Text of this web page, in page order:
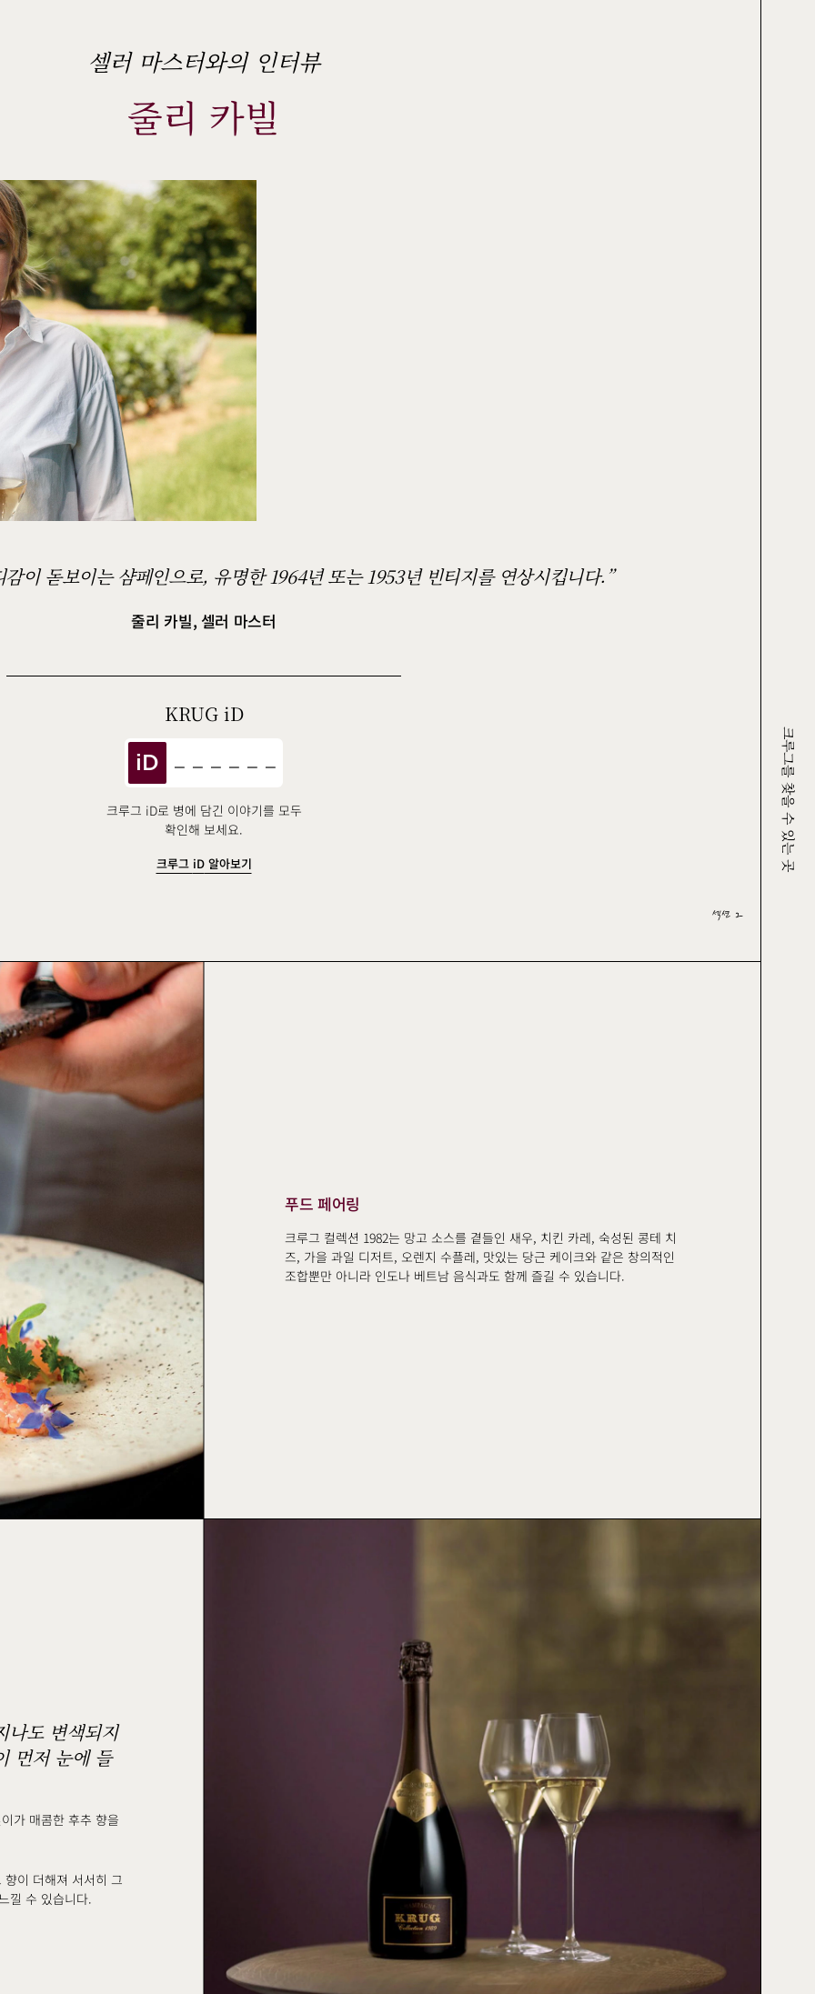
크루그를 찾을 수 있는 곳
셀러 마스터와의 인터뷰
줄리 카빌
이 돋보이는 샴페인으로, 유명한 1964년 또는 1953년 빈티지를 연상시킵니다.
줄리 카빌, 셀러 마스터
KRUGiD
iD
크루그 iD로 병에 담긴 이야기를 모두
확인해 보세요.
크루그iD알아보기
섹션 2
푸드 페어링
크루그 컬렉션 1982는 망고 소스를 곁들인 새우, 치킨 카레, 숙성된 콩테 치
즈, 가을 과일 디저트, 오렌지 수플레, 맛있는 당근 케이크와 같은 창의적인
조합뿐만 아니라 인도나 베트남 음식과도 함께 즐길 수 있습니다.
도 변색되지
먼저 눈에 들
가 매콤한 후추 향을
이 더해져 서서히 그
낄 수 있습니다.